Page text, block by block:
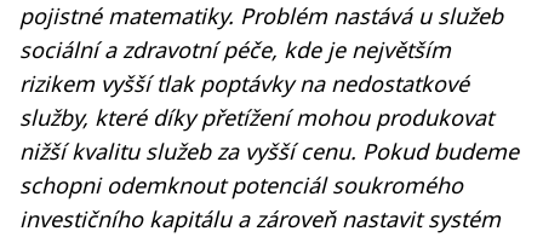
pojistné matematiky. Problém nastává u služeb
sociální a zdravotní péče, kde je největším
rizikem vyšší tlak poptávky na nedostatkové
služby, které díky přetížení mohou produkovat
nižší kvalitu služeb za vyšší cenu. Pokud budeme
schopni odemknout potenciál soukromého
investičního kapitálu a zároveň nastavit systém